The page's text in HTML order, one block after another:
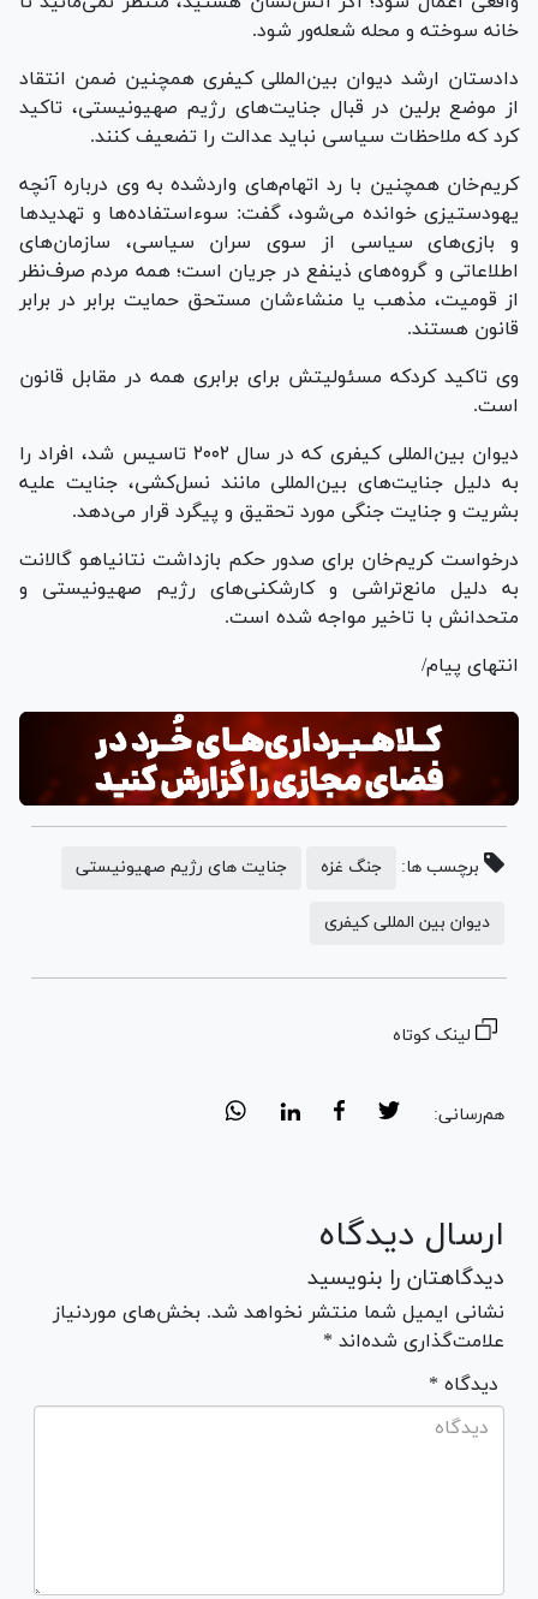
خانه سوخته و محله شعله‌ور شود.
دادستان ارشد دیوان بین‌المللی کیفری همچنین ضمن انتقاد
از موضع برلین در قبال جنایت‌های رژیم صهیونیستی، تاکید
کرد که ملاحظات سیاسی نباید عدالت را تضعیف کنند.
کریم‌خان همچنین با رد اتهام‌های واردشده به وی درباره آنچه
یهودستیزی خوانده می‌شود، گفت: سوءاستفاده‌ها و تهدید‌ها
و بازی‌های سیاسی از سوی سران سیاسی، سازمان‌های
اطلاعاتی و گروه‌های ذینفع در جریان است؛ همه مردم صرف‌نظر
از قومیت، مذهب یا منشاءشان مستحق حمایت برابر در برابر
قانون هستند.
وی تاکید کردکه مسئولیتش برای برابری همه در مقابل قانون
است.
دیوان بین‌المللی کیفری که در سال ۲۰۰۲ تاسیس شد، افراد را
به دلیل جنایت‌های بین‌المللی مانند نسل‌کشی، جنایت علیه
بشریت و جنایت جنگی مورد تحقیق و پیگرد قرار می‌دهد.
درخواست کریم‌خان برای صدور حکم بازداشت نتانیاهو گالانت
به دلیل مانع‌تراشی و کارشکنی‌های رژیم صهیونیستی و
متحدانش با تاخیر مواجه شده است.
انتهای پیام/
برچسب ها: جنگ غزه جنایت های رژیم صهیونیستی
دیوان بین المللی کیفری
لینک کوتاه
هم‌رسانی:
ارسال دیدگاه
دیدگاهتان را بنویسید
نشانی ایمیل شما منتشر نخواهد شد. بخش‌های موردنیاز
علامت‌گذاری شده‌اند *
* دیدگاه